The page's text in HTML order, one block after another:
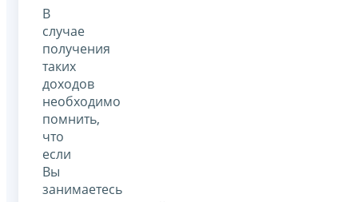
В
случае
получения
таких
доходов
необходимо
помнить,
что
если
Вы
занимаетесь